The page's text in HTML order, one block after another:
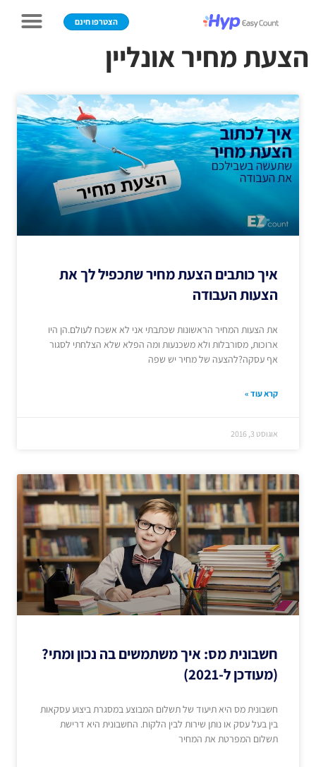
הצטרפו חינם
הצעת מחיר אונליין
איך כותבים הצעת מחיר שתכפיל לך את
הצעות העבודה
את הצעות המחיר הראשונות שכתבתי אני לא אשכח לעולם.הן היו
ארוכות, מסורבלות ולא משכנעות ומה הפלא שלא הצלחתי לסגור
אף עסקה?להצעה של מחיר יש שפה
קרא עוד »
אוגוסט 3, 2016
חשבונית מס: איך משתמשים בה נכון ומתי?
(מעודכן ל-2021)
חשבונית מס היא תיעוד של תשלום המבוצע במסגרת ביצוע עסקאות
בין בעל עסק או נותן שירות לבין הלקוח. החשבונית היא דרישת
תשלום המפרטת את המחיר